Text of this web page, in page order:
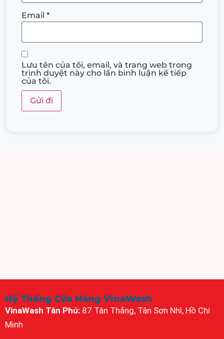
Email *
Lưu tên của tôi, email, và trang web trong
trình duyệt này cho lần bình luận kế tiếp
của tôi.
Hệ Thống Cửa Hàng VinaWash
VinaWash Tân Phú: 87 Tân Thắng, Tân Sơn Nhì, Hồ Chí
Minh